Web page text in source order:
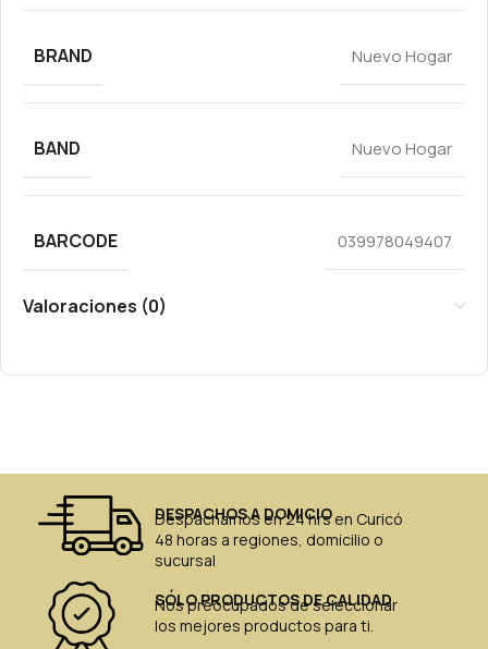
BRAND Nuevo Hogar
BAND Nuevo Hogar
BARCODE 039978049407
Valoraciones (0)
DESPACHOS A DOMICIO
Despachamos en 24 hrs en Curicó
48 horas a regiones, domicilio o
sucursal
SÓLO PRODUCTOS DE CALIDAD
Nos preocupados de seleccionar
los mejores productos para ti.